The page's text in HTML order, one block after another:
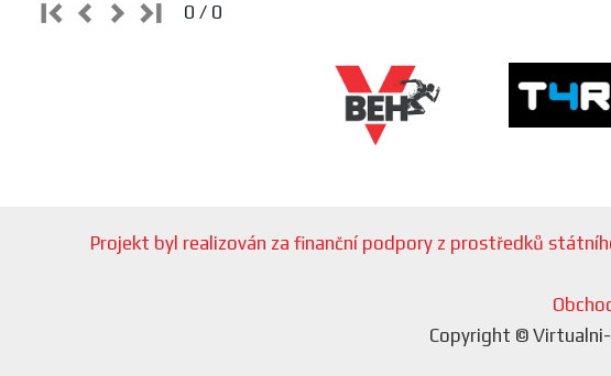
0 / 0
Projekt byl realizován za finanční podpory z prostředků
Copyright ©